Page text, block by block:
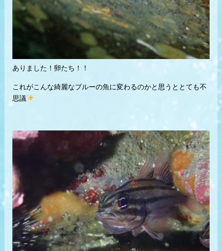
ありました！卵たち！！
これがこんな綺麗なブルーの魚に変わるのかと思うととても不
思議